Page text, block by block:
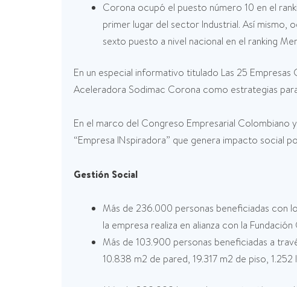
Corona ocupó el puesto número 10 en el
primer lugar del sector Industrial. Así
sexto puesto a nivel nacional en el ranking
En un especial informativo titulado Las 25
Aceleradora Sodimac Corona como estrategias
En el marco del Congreso Empresarial Colombiano
“Empresa INspiradora” que genera impacto social
Gestión Social
Más de 236.000 personas beneficiadas con
la empresa realiza en alianza con la
Más de 103.900 personas beneficiadas a
10.838 m2 de pared, 19.317 m2 de piso,